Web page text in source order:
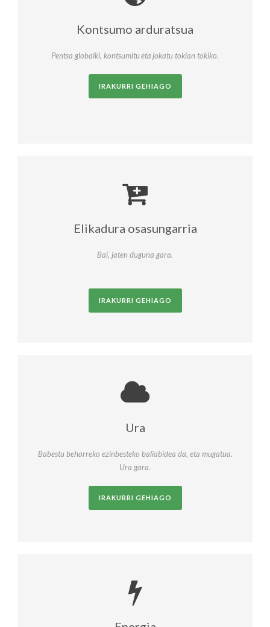
Kontsumo arduratsua
Pentsa globalki, kontsumitu eta jokatu tokian tokiko.
IRAKURRI GEHIAGO
Elikadura osasungarria
Bai, jaten duguna gara.
IRAKURRI GEHIAGO
Ura
Babestu beharreko ezinbesteko baliabidea da, eta mugatua.
Ura gara.
IRAKURRI GEHIAGO